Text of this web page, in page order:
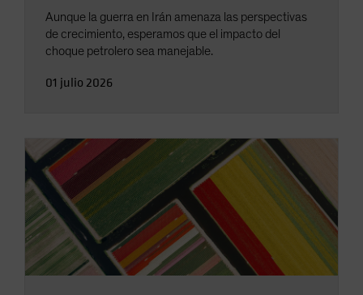
Aunque la guerra en Irán amenaza las perspectivas
de crecimiento, esperamos que el impacto del
choque petrolero sea manejable.
01 julio 2026